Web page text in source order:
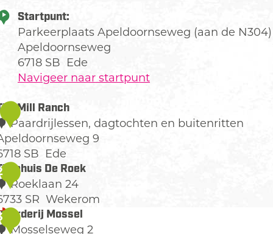
Startpunt:
Parkeerplaats Apeldoornseweg (aan de N304)
Apeldoornseweg
6718 SB Ede
Navigeer naar startpunt
Mill Ranch
Paardrijlessen, dagtochten en buitenritten
9
SB Ede
De Roek
Roeklaan 24
SR Wekerom
Mossel
Mosselseweg 2